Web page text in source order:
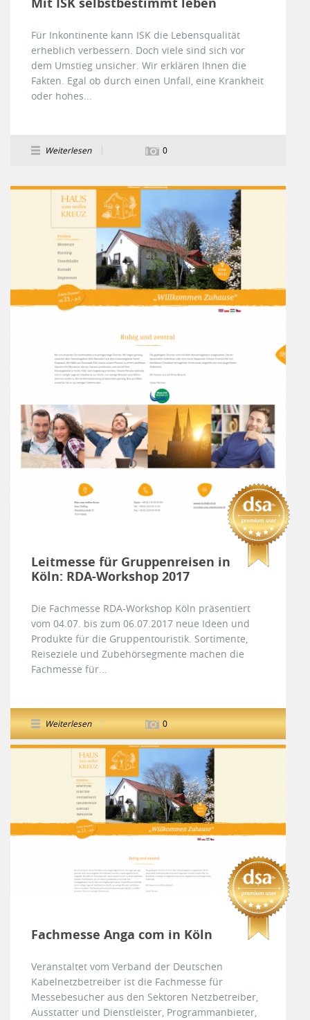
Für Inkontinente kann ISK die Lebensqualität
erheblich verbessern. Doch viele sind sich vor
dem Umstieg unsicher. Wir erklären Ihnen die
Fakten. Egal ob durch einen Unfall, eine Krankheit
oder hohes...
Weiterlesen 0
Leitmesse für Gruppenreisen in
Köln: RDA-Workshop 2017
Die Fachmesse RDA-Workshop Köln präsentiert
vom 04.07. bis zum 06.07.2017 neue Ideen und
Produkte für die Gruppentouristik. Sortimente,
Reiseziele und Zubehörsegmente machen die
Fachmesse für...
Weiterlesen 0
Fachmesse Anga com in Köln
Veranstaltet vom Verband der Deutschen
Kabelnetzbetreiber ist die Fachmesse für
Messebesucher aus den Sektoren Netzbetreiber,
Ausstatter und Dienstleister, Programmanbieter,